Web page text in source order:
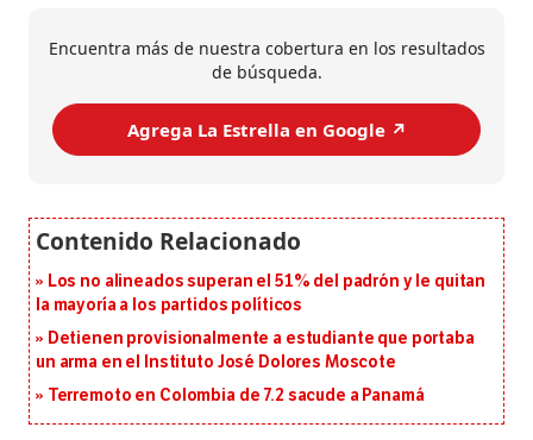
Encuentra más de nuestra cobertura en los resultados
de búsqueda.
Agrega La Estrella en Google ↗️
Los no alineados superan el 51% del padrón y le quitan
la mayoría a los partidos políticos
Detienen provisionalmente a estudiante que portaba
un arma en el Instituto José Dolores Moscote
Terremoto en Colombia de 7.2 sacude a Panamá